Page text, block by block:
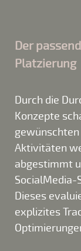
Der
Platzierung
Durch die
Konzepte
Aktivitäten
abgestimmt
SocialMedia-
Dieses
explizites